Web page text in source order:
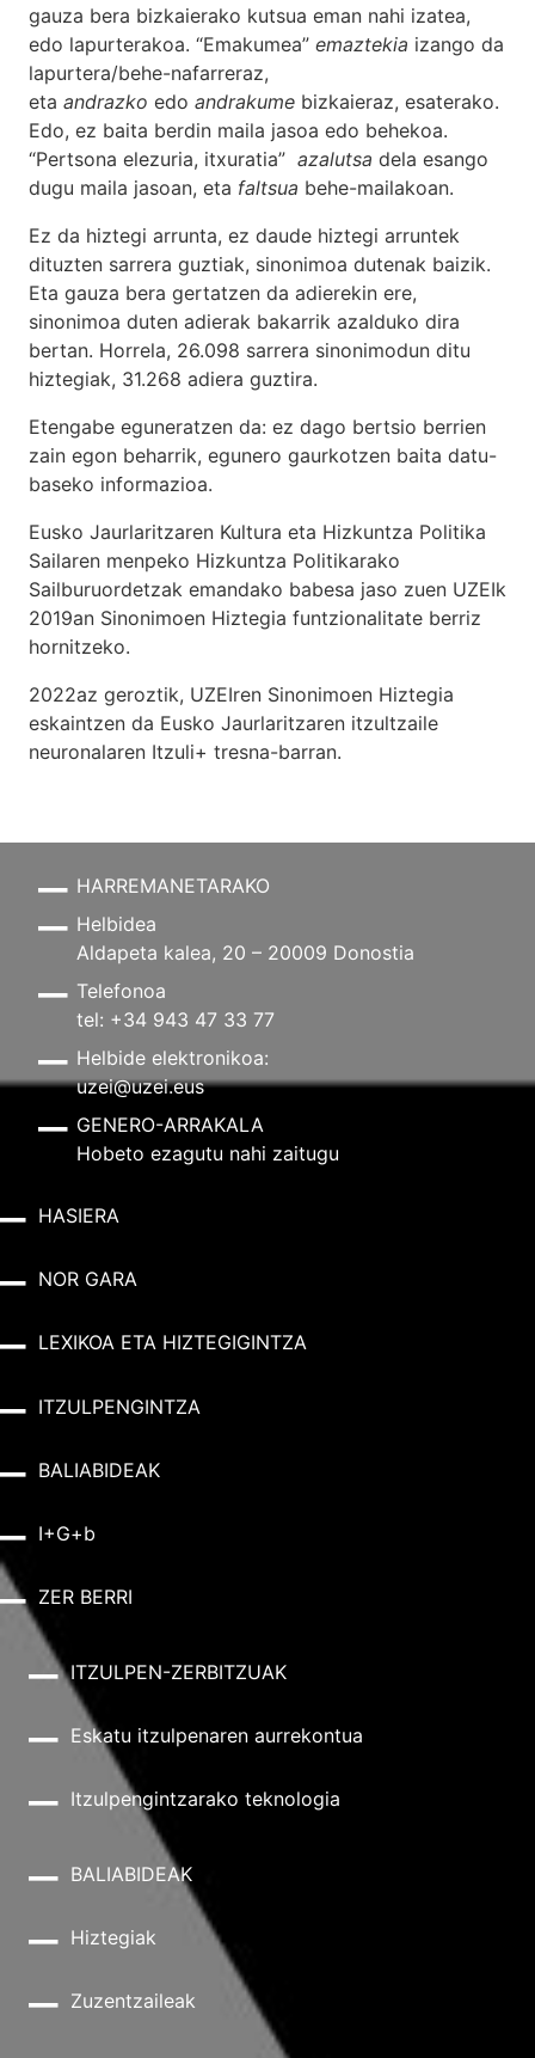
gauza bera bizkaierako kutsua eman nahi izatea,
edo lapurterakoa. “Emakumea” emaztekia izango da
lapurtera/behe-nafarreraz,
eta andrazko edo andrakume bizkaieraz, esaterako.
Edo, ez baita berdin maila jasoa edo behekoa.
“Pertsona elezuria, itxuratia” azalutsa dela esango
dugu maila jasoan, eta faltsua behe-mailakoan.
Ez da hiztegi arrunta, ez daude hiztegi arruntek
dituzten sarrera guztiak, sinonimoa dutenak baizik.
Eta gauza bera gertatzen da adierekin ere,
sinonimoa duten adierak bakarrik azalduko dira
bertan. Horrela, 26.098 sarrera sinonimodun ditu
hiztegiak, 31.268 adiera guztira.
Etengabe eguneratzen da: ez dago bertsio berrien
zain egon beharrik, egunero gaurkotzen baita datu-
baseko informazioa.
Eusko Jaurlaritzaren Kultura eta Hizkuntza Politika
Sailaren menpeko Hizkuntza Politikarako
Sailburuordetzak emandako babesa jaso zuen UZEIk
2019an Sinonimoen Hiztegia funtzionalitate berriz
hornitzeko.
2022az geroztik, UZEIren Sinonimoen Hiztegia
eskaintzen da Eusko Jaurlaritzaren itzultzaile
neuronalaren Itzuli+ tresna-barran.
HARREMANETARAKO
Helbidea
Aldapeta kalea, 20 – 20009 Donostia
Telefonoa
tel: +34 943 47 33 77
Helbide elektronikoa:
uzei@uzei.eus
GENERO-ARRAKALA
Hobeto ezagutu nahi zaitugu
HASIERA
NOR GARA
LEXIKOA ETA HIZTEGIGINTZA
ITZULPENGINTZA
BALIABIDEAK
I+G+b
ZER BERRI
ITZULPEN-ZERBITZUAK
Eskatu itzulpenaren aurrekontua
Itzulpengintzarako teknologia
BALIABIDEAK
Hiztegiak
Zuzentzaileak